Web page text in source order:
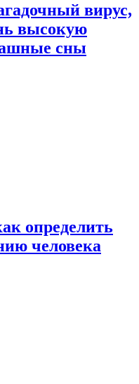
вирус,
высокую
сны
определить
человека